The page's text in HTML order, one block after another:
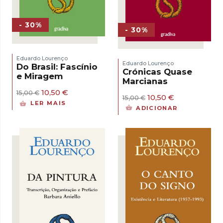
- 30%
Eduardo Lourenço
Do Brasil: Fascínio
e Miragem
15,00€ O
preço
10,50 €
LER MAIS
- 30%
Eduardo Lourenço
Crónicas Quase
Marcianas
15,00€ O
preço
15,00 €.
10,50 €O
preço
10,50 €.
ADICIONAR